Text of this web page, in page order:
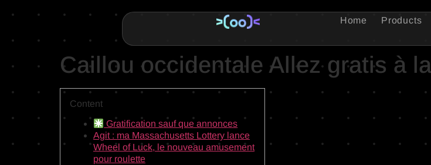
Home Products
Caillou occidentale Allez gratis à
Content
Gratification sauf que annonces
Agit : ma Massachusetts Lottery lance
Wheel of Luck, le nouveau amusement
pour roulette